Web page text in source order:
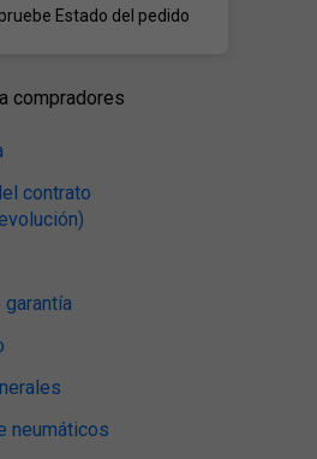
Estado del pedido
compradores
contrato
garantía
neumáticos